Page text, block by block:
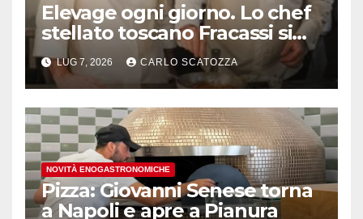
Elevage ogni giorno. Lo chef
stellato toscano Fracassi si
trasferisce a Trentola
Ducenta
LUG 7, 2026 CARLO SCATOZZA
NOVITÀ ENOGASTRONOMICHE
Pizza: Giovanni Senese torna
a Napoli e apre a Pianura